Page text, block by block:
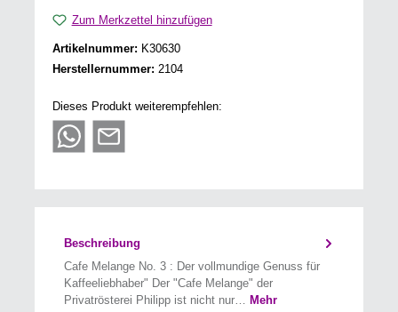
Zum Merkzettel hinzufügen
Artikelnummer: K30630
Herstellernummer:2104
Dieses Produkt weiterempfehlen:
Beschreibung
Cafe Melange No. 3 : Der vollmundige Genuss für
Kaffeeliebhaber" Der "Cafe Melange" der
Privatrösterei Philipp ist nicht nur… Mehr